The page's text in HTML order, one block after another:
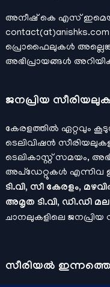
അനീഷ്‌ കെ എസ്
പ്രൊഫൈലുകള്‍
അഭിപ്രായങ്ങള്‍
ജനപ്രിയ
കേരളത്തിൽ ഏറ്റവും
ടെലിവിഷൻ
ടെലികാസ്റ്റ് സമയം,
അപ്ഡേറ്റുകൾ എന്നിവ
ടി.വി, സീ കേരളം,
അമൃത ടി.വി, ഡി.ഡി
ചാനലുകളിലെ ജനപ്രിയ
സീരിയല്‍